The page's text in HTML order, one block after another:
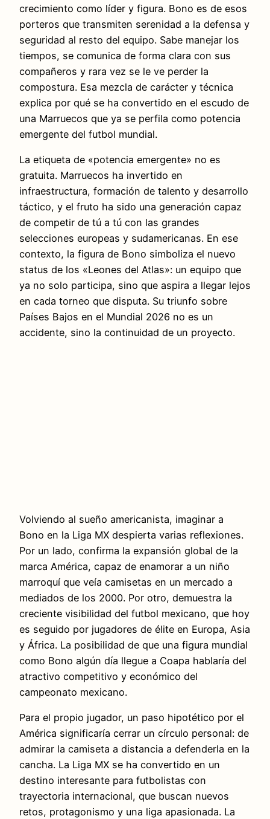
crecimiento como líder y figura. Bono es de esos
porteros que transmiten serenidad a la defensa y
seguridad al resto del equipo. Sabe manejar los
tiempos, se comunica de forma clara con sus
compañeros y rara vez se le ve perder la
compostura. Esa mezcla de carácter y técnica
explica por qué se ha convertido en el escudo de
una Marruecos que ya se perfila como potencia
emergente del futbol mundial.
La etiqueta de «potencia emergente» no es
gratuita. Marruecos ha invertido en
infraestructura, formación de talento y desarrollo
táctico, y el fruto ha sido una generación capaz
de competir de tú a tú con las grandes
selecciones europeas y sudamericanas. En ese
contexto, la figura de Bono simboliza el nuevo
status de los «Leones del Atlas»: un equipo que
ya no solo participa, sino que aspira a llegar lejos
en cada torneo que disputa. Su triunfo sobre
Países Bajos en el Mundial 2026 no es un
accidente, sino la continuidad de un proyecto.
Volviendo al sueño americanista, imaginar a
Bono en la Liga MX despierta varias reflexiones.
Por un lado, confirma la expansión global de la
marca América, capaz de enamorar a un niño
marroquí que veía camisetas en un mercado a
mediados de los 2000. Por otro, demuestra la
creciente visibilidad del futbol mexicano, que hoy
es seguido por jugadores de élite en Europa, Asia
y África. La posibilidad de que una figura mundial
como Bono algún día llegue a Coapa hablaría del
atractivo competitivo y económico del
campeonato mexicano.
Para el propio jugador, un paso hipotético por el
América significaría cerrar un círculo personal: de
admirar la camiseta a distancia a defenderla en la
cancha. La Liga MX se ha convertido en un
destino interesante para futbolistas con
trayectoria internacional, que buscan nuevos
retos, protagonismo y una liga apasionada. La